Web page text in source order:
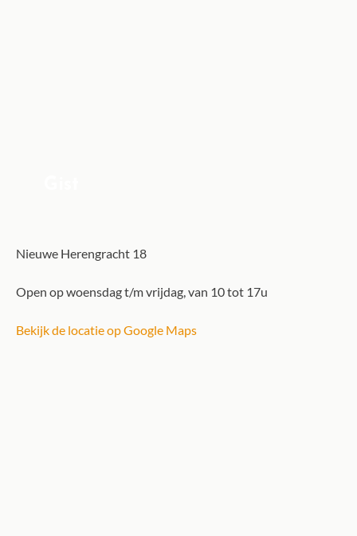
Nieuwe Herengracht 18
Open op woensdag t/m vrijdag, van 10 tot 17u
Bekijk de locatie op Google Maps